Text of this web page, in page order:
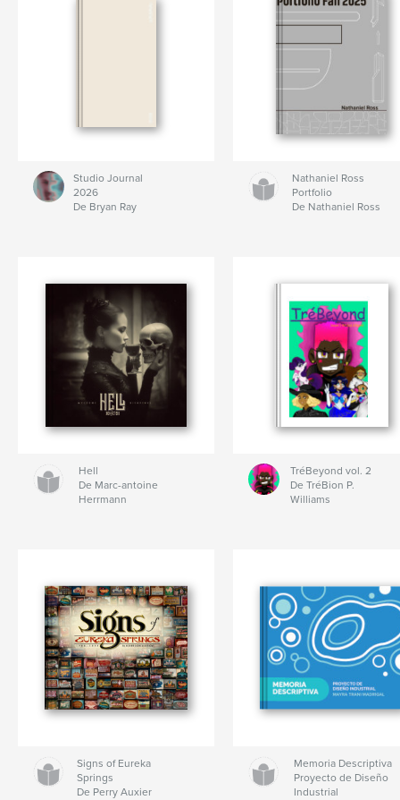
Studio Journal
2026
De Bryan Ray
Nathaniel Ross
Portfolio
De Nathaniel Ross
Hell
De Marc-antoine
Herrmann
TréBeyond vol. 2
De TréBion P.
Williams
Signs of Eureka
Springs
De Perry Auxier
Memoria Descriptiva
Proyecto de Diseño
Industrial